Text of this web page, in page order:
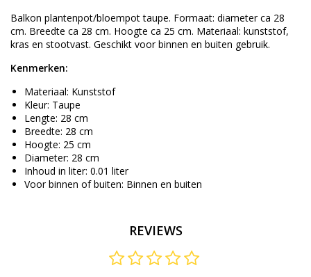
Balkon plantenpot/bloempot taupe. Formaat: diameter ca 28
cm. Breedte ca 28 cm. Hoogte ca 25 cm. Materiaal: kunststof,
kras en stootvast. Geschikt voor binnen en buiten gebruik.
Kenmerken:
Materiaal: Kunststof
Kleur: Taupe
Lengte: 28 cm
Breedte: 28 cm
Hoogte: 25 cm
Diameter: 28 cm
Inhoud in liter: 0.01 liter
Voor binnen of buiten: Binnen en buiten
REVIEWS